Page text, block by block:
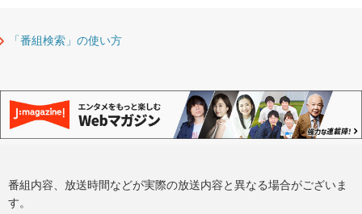
「番組検索」の使い方
番組内容、放送時間などが実際の放送内容と異なる場合がございま
す。